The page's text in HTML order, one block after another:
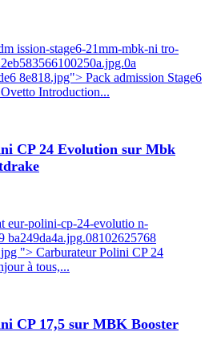
ission-stage6-21mm-mbk-ni tro-
8e818.jpg"> Pack admission Stage6
Introduction...
CP 24 Evolution sur Mbk
eur-polini-cp-24-evolutio n-
ba249da4a.jpg.08102625768
"> Carburateur Polini CP 24
à tous,...
CP 17,5 sur MBK Booster